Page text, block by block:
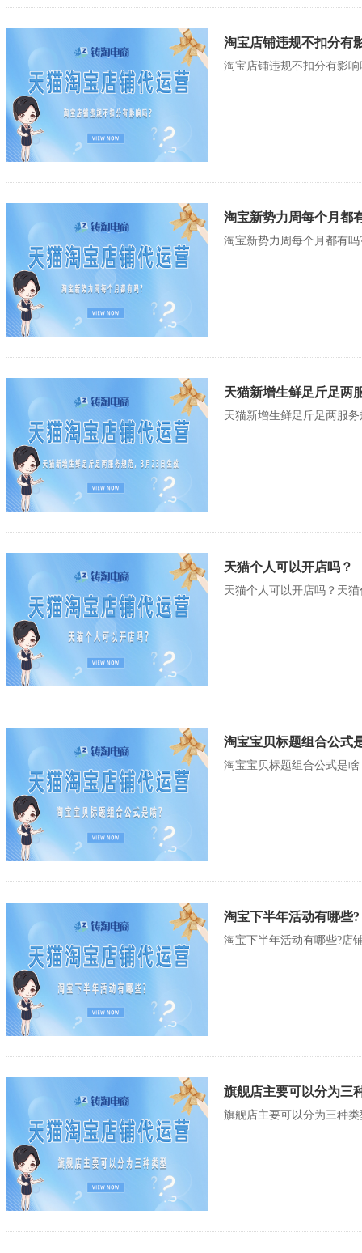
淘宝店铺违规不扣分有
淘宝店铺违规不扣分有影
淘宝新势力周每个月都
淘宝新势力周每个月都有
天猫新增生鲜足斤足两
天猫新增生鲜足斤足两服
天猫个人可以开店吗？
天猫个人可以开店吗？天
淘宝宝贝标题组合公式
淘宝宝贝标题组合公式是
淘宝下半年活动有哪些?
淘宝下半年活动有哪些?店
旗舰店主要可以分为三
旗舰店主要可以分为三种